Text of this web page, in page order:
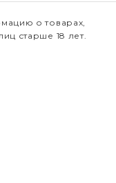
о товарах,
старше 18 лет.